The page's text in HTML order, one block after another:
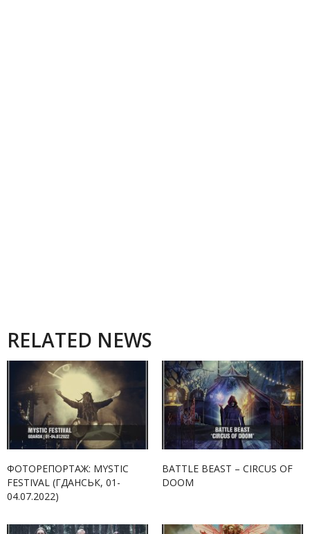
RELATED NEWS
ФОТОРЕПОРТАЖ: MYSTIC
FESTIVAL (ГДАНСЬК, 01-
04.07.2022)
BATTLE BEAST – CIRCUS OF
DOOM